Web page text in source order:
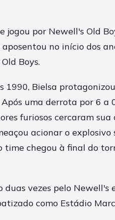
jogou por Newell's Old
no início dos
Boys.
1990, Bielsa
uma derrota por 6 a
furiosos cercaram sua
acionar o explosivo
time chegou à final do
vezes pelo Newell's
como Estádio